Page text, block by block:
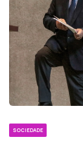
SOCIEDADE